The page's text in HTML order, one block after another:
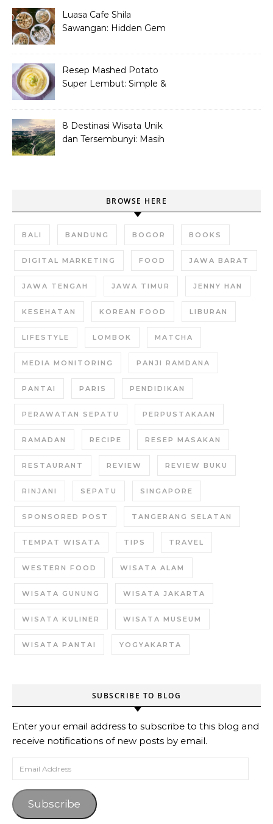
Luasa Cafe Shila
Sawangan: Hidden Gem
Resep Mashed Potato
Super Lembut: Simple &
8 Destinasi Wisata Unik
dan Tersembunyi: Masih
BROWSE HERE
BALI BANDUNG BOGOR BOOKS
DIGITAL MARKETING FOOD JAWA BARAT
JAWA TENGAH JAWA TIMUR JENNY HAN
KESEHATAN KOREAN FOOD LIBURAN
LIFESTYLE LOMBOK MATCHA
MEDIA MONITORING PANJI RAMDANA
PANTAI PARIS PENDIDIKAN
PERAWATAN SEPATU PERPUSTAKAAN
RAMADAN RECIPE RESEP MASAKAN
RESTAURANT REVIEW REVIEW BUKU
RINJANI SEPATU SINGAPORE
SPONSORED POST TANGERANG SELATAN
TEMPAT WISATA TIPS TRAVEL
WESTERN FOOD WISATA ALAM
WISATA GUNUNG WISATA JAKARTA
WISATA KULINER WISATA MUSEUM
WISATA PANTAI YOGYAKARTA
SUBSCRIBE TO BLOG
Enter your email address to subscribe to this blog and
receive notifications of new posts by email.
Email Address
Subscribe